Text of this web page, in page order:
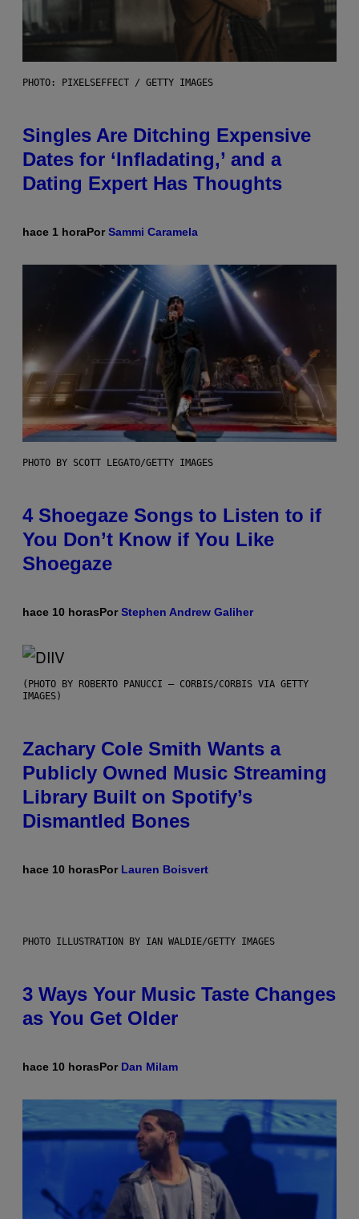
PHOTO: PIXELSEFFECT / GETTY IMAGES
Singles Are Ditching Expensive
Dates for ‘Infladating,’ and a
Dating Expert Has Thoughts
hace 1 horaPorSammi Caramela
PHOTO BY SCOTT LEGATO/GETTY IMAGES
4 Shoegaze Songs to Listen to if
You Don’t Know if You Like
Shoegaze
hace 10 horasPorStephen Andrew Galiher
(PHOTO BY ROBERTO PANUCCI – CORBIS/CORBIS VIA GETTY
IMAGES)
Zachary Cole Smith Wants a
Publicly Owned Music Streaming
Library Built on Spotify’s
Dismantled Bones
hace 10 horasPor Lauren Boisvert
PHOTO ILLUSTRATION BY IAN WALDIE/GETTY IMAGES
3 Ways Your Music Taste Changes
as You Get Older
hace 10 horasPor Dan Milam